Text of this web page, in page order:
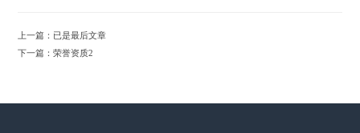
上一篇： 已是最后文章
下一篇：荣誉资质2